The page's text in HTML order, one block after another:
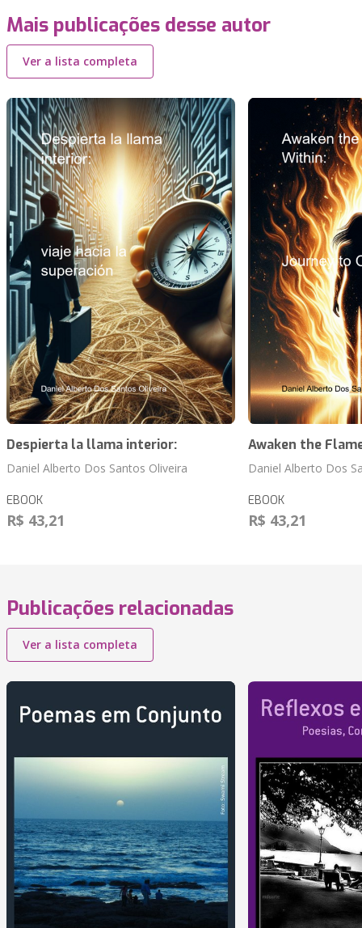
Mais publicações desse autor
Ver a lista completa
Despierta la llama interior:
Daniel Alberto Dos Santos Oliveira
EBOOK
R$ 43,21
Awaken the
Daniel Alberto Dos
EBOOK
R$ 43,21
Publicações relacionadas
Ver a lista completa